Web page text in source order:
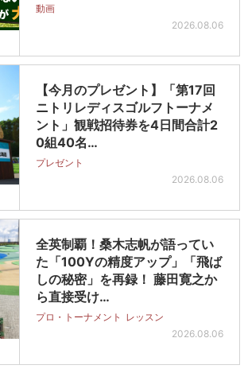
動画
2026.08.06
【今月のプレゼント】「第17回
ニトリレディスゴルフトーナメ
ント」観戦招待券を4日間合計2
0組40名…
プレゼント
2026.08.06
全英制覇！桑木志帆が語ってい
た「100Yの精度アップ」「飛ば
しの秘密」を再録！ 藤田寛之か
ら直接受け…
プロ・トーナメント レッスン
2026.08.06